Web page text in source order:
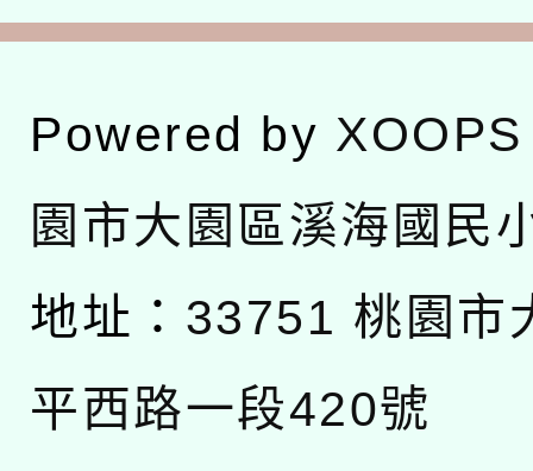
Powered by XOOPS
園市大園區溪海國民
地址： 33751 桃園市
平西路一段420號